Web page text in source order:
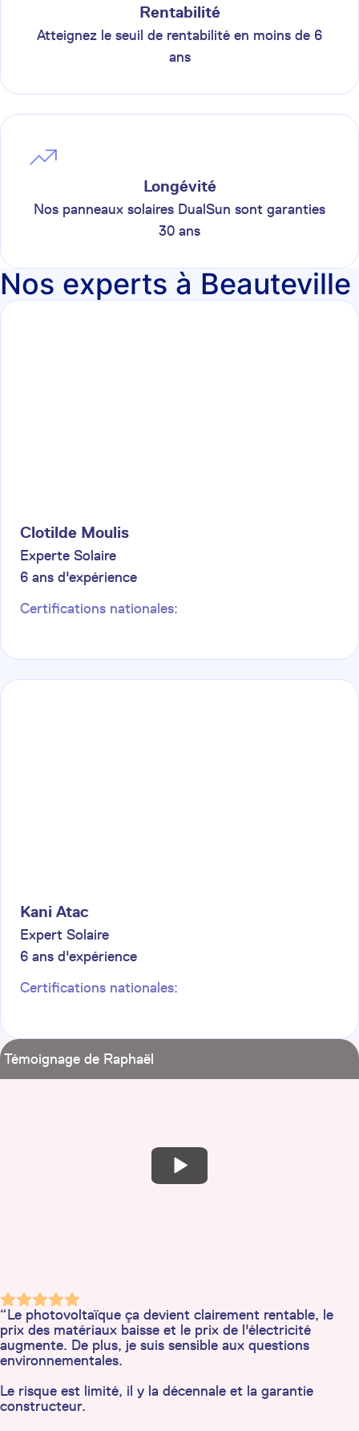
Rentabilité
Atteignez le seuil de rentabilité en moins de 6
ans
Longévité
Nos panneaux solaires DualSun sont garanties
30 ans
Nos experts à Beauteville
Clotilde Moulis
Experte Solaire
6 ans d'expérience
Certifications nationales:
Kani Atac
Expert Solaire
6 ans d'expérience
Certifications nationales:
Témoignage de Raphaël
“Le photovoltaïque ça devient clairement rentable, le
prix des matériaux baisse et le prix de l'électricité
augmente. De plus, je suis sensible aux questions
environnementales.
Le risque est limité, il y la décennale et la garantie
constructeur.